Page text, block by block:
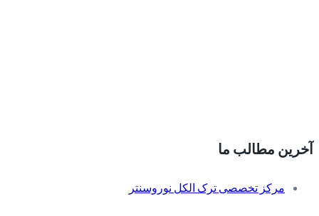
آخرین مطالب ما
مرکز تخصصی ترک الکل نوروسنتر